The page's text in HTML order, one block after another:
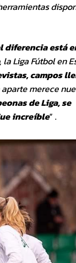
diferencia está
Liga Fútbol en
campos
merece
de Liga, se
increíble” .